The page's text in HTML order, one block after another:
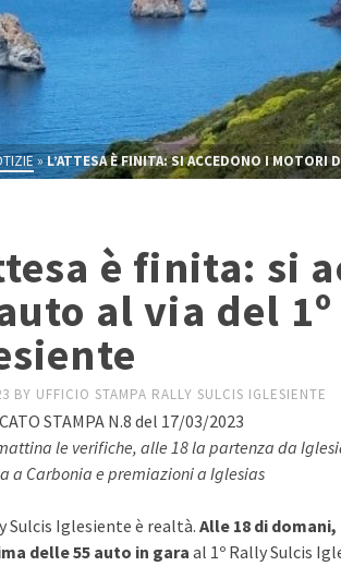
» L’ATTESA È FINITA: SI ACCEDONO I MOTORI
è finita: si
al via del
BY UFFICIO STAMPA RALLY SULCIS IGLESIENTE
STAMPA N.8 del 17/03/2023
le verifiche, alle 18 la partenza da
a Carbonia e premiazioni a Iglesias
Sulcis Iglesiente è realtà. Alle 18 di
delle 55 auto in gara al 1º Rally Sulcis